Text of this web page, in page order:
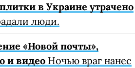
в Украине утрачено
люди.
«Новой почты»,
и видео Ночью враг нанес